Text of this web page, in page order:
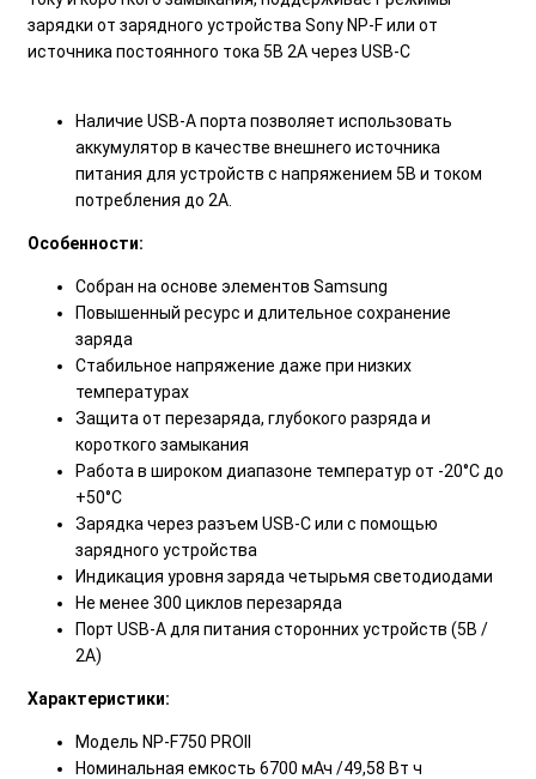
зарядки от зарядного устройства Sony NP-F или от
источника постоянного тока 5В 2А через USB-С
Наличие USB-A порта позволяет использовать
аккумулятор в качестве внешнего источника
питания для устройств с напряжением 5В и током
потребления до 2А.
Особенности:
Собран на основе элементов Samsung
Повышенный ресурс и длительное сохранение
заряда
Стабильное напряжение даже при низких
температурах
Защита от перезаряда, глубокого разряда и
короткого замыкания
Работа в широком диапазоне температур от -20°C до
+50°C
Зарядка через разъем USB-C или с помощью
зарядного устройства
Индикация уровня заряда четырьмя светодиодами
Не менее 300 циклов перезаряда
Порт USB-A для питания сторонних устройств (5В /
2А)
Характеристики:
Модель NP-F750 PROII
Номинальная емкость 6700 мАч /49,58 Вт ч